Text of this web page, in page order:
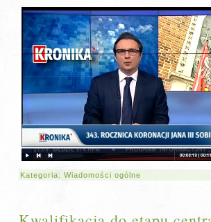
Kategoria:Wiadomości ogólne